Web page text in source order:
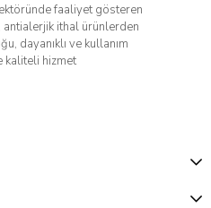
faaliyet gösteren
antialerjik ithal ürünlerden
dayanıklı ve kullanım
kaliteli hizmet